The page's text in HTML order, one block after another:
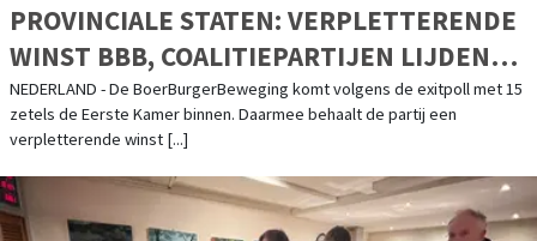
PROVINCIALE STATEN: VERPLETTERENDE
WINST BBB, COALITIEPARTIJEN LIJDEN
VERLIES
NEDERLAND - De BoerBurgerBeweging komt volgens de exitpoll met 15
zetels de Eerste Kamer binnen. Daarmee behaalt de partij een
verpletterende winst [...]